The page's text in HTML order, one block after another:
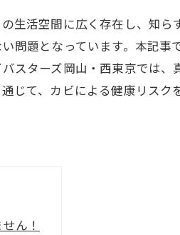
生活空間に広く存在し、知ら
問題となっています。​本記事
スターズ岡山・西東京では、
じて、カビによる健康リスク
ん！